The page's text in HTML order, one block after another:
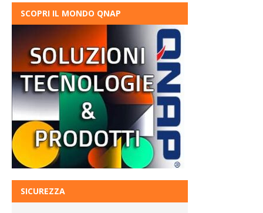
SCOPRI IL MONDO QNAP
SICUREZZA